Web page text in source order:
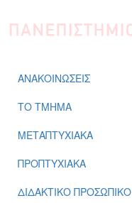
ΑΝΑΚΟΙΝΩΣΕΙΣ
ΤΟ ΤΜΗΜΑ
ΜΕΤΑΠΤΥΧΙΑΚΑ
ΠΡΟΠΤΥΧΙΑΚΑ
ΔΙΔΑΚΤΙΚΟ ΠΡΟΣΩΠΙΚΟ